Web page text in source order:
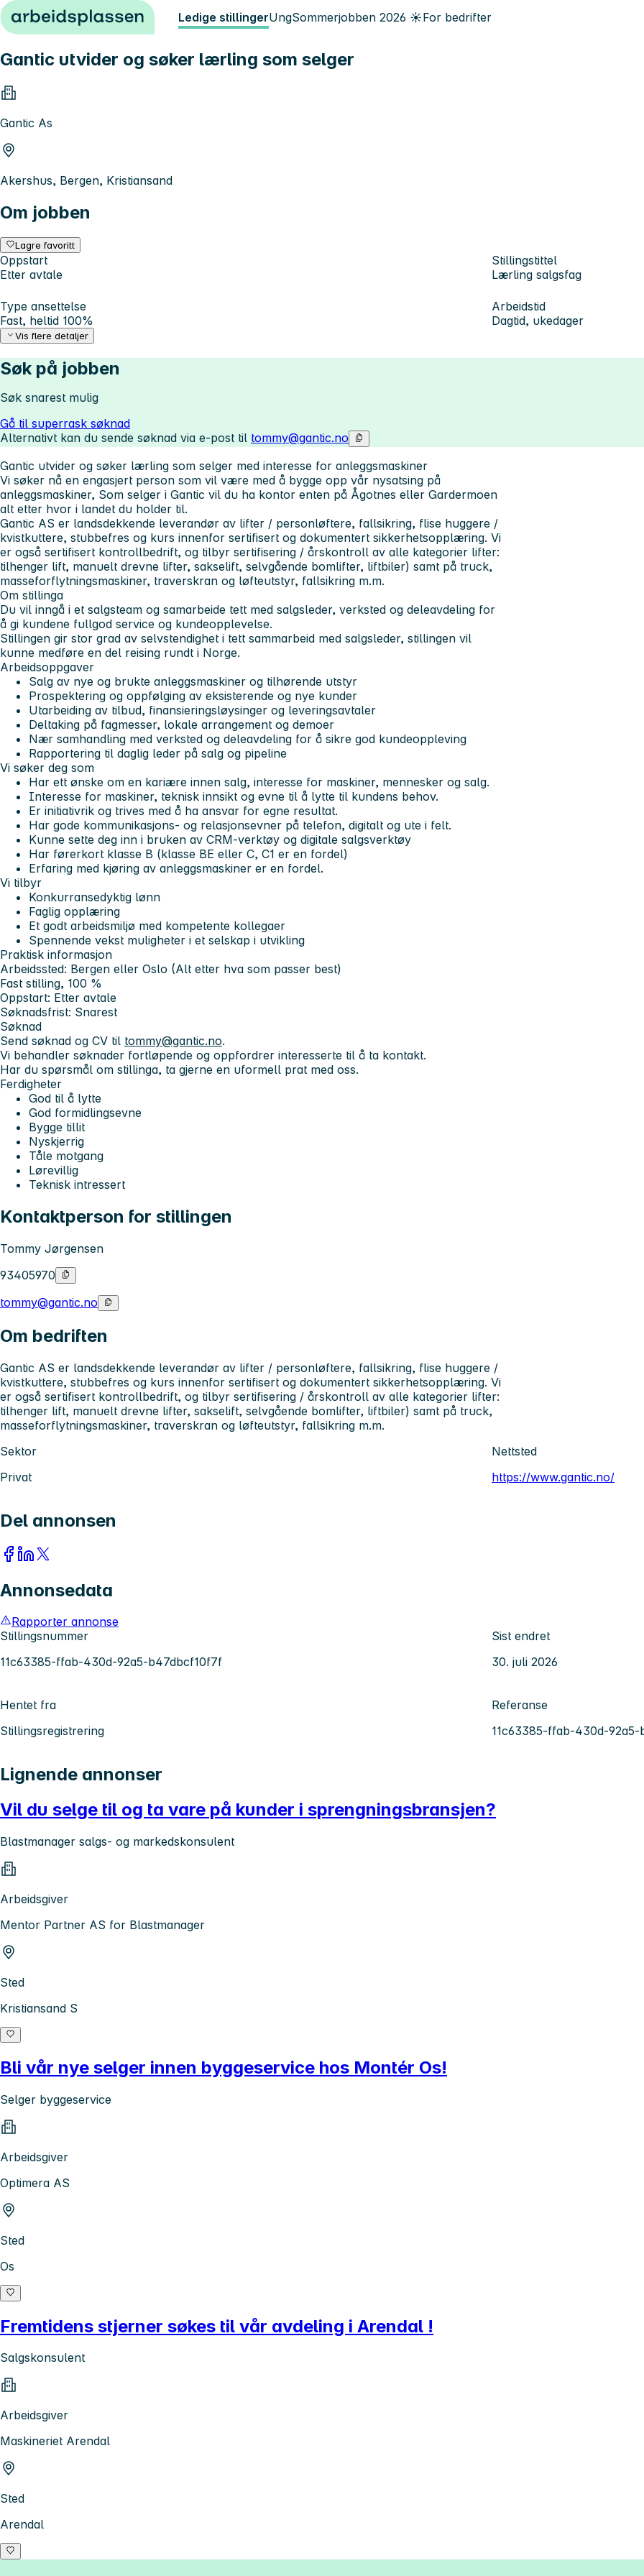
Hopp til innhold Ledige stillingerUngSommerjobben 2026 ☀️For bedrifter
Gantic utvider og søker lærling som selger
Gantic As
Akershus, Bergen, Kristiansand
Om jobben
Lagre favoritt
Oppstart
Etter avtale
Stillingstittel
Lærling salgsfag
Type ansettelse
Fast, heltid 100%
Arbeidstid
Dagtid, ukedager
Vis flere detaljer
Søk på jobben
Søk snarest mulig
Gå til superrask søknad
Alternativt kan du sende søknad via e-post til tommy@gantic.no
Gantic utvider og søker lærling som selger med interesse for anleggsmaskiner
Vi søker nå en engasjert person som vil være med å bygge opp vår nysatsing på
anleggsmaskiner, Som selger i Gantic vil du ha kontor enten på Ågotnes eller Gardermoen
alt etter hvor i landet du holder til.
Gantic AS er landsdekkende leverandør av lifter / personløftere, fallsikring, flise huggere /
kvistkuttere, stubbefres og kurs innenfor sertifisert og dokumentert sikkerhetsopplæring. Vi
er også sertifisert kontrollbedrift, og tilbyr sertifisering / årskontroll av alle kategorier lifter:
tilhenger lift, manuelt drevne lifter, sakselift, selvgående bomlifter, liftbiler) samt på truck,
masseforflytningsmaskiner, traverskran og løfteutstyr, fallsikring m.m.
Om stillinga
Du vil inngå i et salgsteam og samarbeide tett med salgsleder, verksted og deleavdeling for
å gi kundene fullgod service og kundeopplevelse.
Stillingen gir stor grad av selvstendighet i tett sammarbeid med salgsleder, stillingen vil
kunne medføre en del reising rundt i Norge.
Arbeidsoppgaver
Salg av nye og brukte anleggsmaskiner og tilhørende utstyr
Prospektering og oppfølging av eksisterende og nye kunder
Utarbeiding av tilbud, finansieringsløysinger og leveringsavtaler
Deltaking på fagmesser, lokale arrangement og demoer
Nær samhandling med verksted og deleavdeling for å sikre god kundeoppleving
Rapportering til daglig leder på salg og pipeline
Vi søker deg som
Har ett ønske om en kariære innen salg, interesse for maskiner, mennesker og salg.
Interesse for maskiner, teknisk innsikt og evne til å lytte til kundens behov.
Er initiativrik og trives med å ha ansvar for egne resultat.
Har gode kommunikasjons- og relasjonsevner på telefon, digitalt og ute i felt.
Kunne sette deg inn i bruken av CRM-verktøy og digitale salgsverktøy
Har førerkort klasse B (klasse BE eller C, C1 er en fordel)
Erfaring med kjøring av anleggsmaskiner er en fordel.
Vi tilbyr
Konkurransedyktig lønn
Faglig opplæring
Et godt arbeidsmiljø med kompetente kollegaer
Spennende vekst muligheter i et selskap i utvikling
Praktisk informasjon
Arbeidssted: Bergen eller Oslo (Alt etter hva som passer best)
Fast stilling, 100 %
Oppstart: Etter avtale
Søknadsfrist: Snarest
Søknad
Send søknad og CV til tommy@gantic.no.
Vi behandler søknader fortløpende og oppfordrer interesserte til å ta kontakt.
Har du spørsmål om stillinga, ta gjerne en uformell prat med oss.
Ferdigheter
God til å lytte
God formidlingsevne
Bygge tillit
Nyskjerrig
Tåle motgang
Lørevillig
Teknisk intressert
Kontaktperson for stillingen
Tommy Jørgensen
93405970
tommy@gantic.no
Om bedriften
Gantic AS er landsdekkende leverandør av lifter / personløftere, fallsikring, flise huggere /
kvistkuttere, stubbefres og kurs innenfor sertifisert og dokumentert sikkerhetsopplæring. Vi
er også sertifisert kontrollbedrift, og tilbyr sertifisering / årskontroll av alle kategorier lifter:
tilhenger lift, manuelt drevne lifter, sakselift, selvgående bomlifter, liftbiler) samt på truck,
masseforflytningsmaskiner, traverskran og løfteutstyr, fallsikring m.m.
Sektor
Privat
Nettsted
https://www.gantic.no/
Del annonsen
Annonsedata
Rapporter annonse
Stillingsnummer
11c63385-ffab-430d-92a5-b47dbcf10f7f
Sist endret
30. juli 2026
Hentet fra
Stillingsregistrering
Referanse
11c63385-ffab-430d-
Lignende annonser
Vil du selge til og ta vare på kunder i sprengningsbransjen?
Blastmanager salgs- og markedskonsulent
Arbeidsgiver
Mentor Partner AS for Blastmanager
Sted
Kristiansand S
Bli vår nye selger innen byggeservice hos Montér Os!
Selger byggeservice
Arbeidsgiver
Optimera AS
Sted
Os
Fremtidens stjerner søkes til vår avdeling i Arendal !
Salgskonsulent
Arbeidsgiver
Maskineriet Arendal
Sted
Arendal